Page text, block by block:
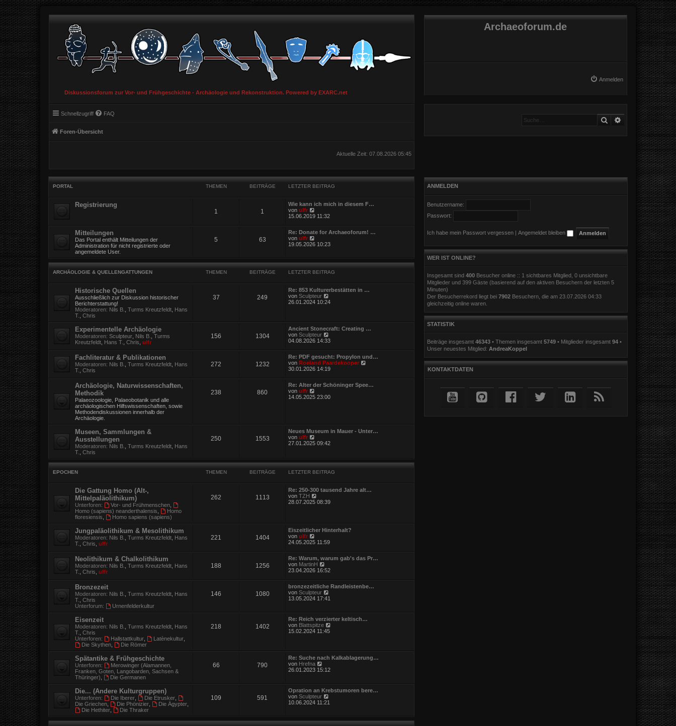
Diskussionsforum zur Vor- und Frühgeschichte - Archäologie und Rekonstruktion. Powered by EXARC.net
Archaeoforum.de
Anmelden
Schnellzugriff FAQ
Foren-Übersicht
Suche Erweiterte Suche
Aktuelle Zeit: 07.08.2026 05:45
PORTAL THEMEN BEITRÄGE LETZTER BEITRAG
Registrierung
1 1
Wie kann ich mich in diesem F…
vonulfr
e
e
s
e
B
e
i
t
a
g
15.06.2019 11:32
Mitteilungen
Das Portal enthält Mitteilungen der
Administration für nicht registrierte oder
angemeldete User.
5 63
Re: Donate for Archaeoforum! …
vonulfr
e
s
e
e
i
t
g
19.05.2026 10:23
ARCHÄOLOGIE & QUELLENGATTUNGEN THEMEN BEITRÄGE LETZTER BEITRAG
Historische Quellen
Ausschließlich zur Diskussion historischer
Berichterstattung!
Moderatoren: Nils B. Turms Kreutzfeldt Hans
T.
Chris
37 249
Re: 853 Kulturerbestätten in …
vonSculpteur
e
e
r
B
e
i
t
r
g
26.01.2024 10:24
Experimentelle Archäologie
Moderatoren: Sculpteur Nils B.
Turms
Kreutzfeldt Hans T. Chris ulfr
156 1304
Ancient Stonecraft: Creating …
vonSculpteur
e
e
s
t
e
B
e
i
t
04.08.2026 14:33
Fachliteratur & Publikationen
Moderatoren: Nils B. Turms Kreutzfeldt Hans
T.
Chris
272 1232
Re: PDF gesucht: Propylon und…
vonRoeland Paardekooper
e
s
t
r
30.01.2026 14:19
Archäologie, Naturwissenschaften,
Methodik
Palaeozoologie, Palaeobotanik und alle
archäologischen Hilfswissenschaften, sowie
Methodendiskussionen innerhalb der
Archäologie.
238 860
Re: Alter der Schöninger Spee…
vonulfr
e
e
r
e
r
g
14.05.2025 23:00
Museen, Sammlungen &
Ausstellungen
Moderatoren: Nils B. Turms Kreutzfeldt Hans
T.
Chris
250 1553
Neues Museum in Mauer - Unter…
vonulfr
e
s
e
B
e
i
t
27.01.2025 09:42
EPOCHEN THEMEN BEITRÄGE LETZTER BEITRAG
Die Gattung Homo (Alt-,
Mittelpaläolithikum)
Unterforen: Vor- und Frühmenschen,
Homo (sapiens) neanderthalensis
Homo
floresiensis
Homo sapiens (sapiens)
262 1113
Re: 250-300 tausend Jahre alt…
vonTZH
e
t
e
B
t
r
a
g
28.07.2025 08:39
Jungpaläolithikum & Mesolithikum
Moderatoren: Nils B. Turms Kreutzfeldt Hans
T.
Chris ulfr
221 1404
Eiszeitlicher Hinterhalt?
vonulfr
e
e
s
t
e
B
e
i
a
g
24.05.2025 11:59
Neolithikum & Chalkolithikum
Moderatoren: Nils B. Turms Kreutzfeldt Hans
T.
Chris ulfr
188 1256
Re: Warum, warum gab's das Pr…
von MartinH
e
e
s
t
e
B
e
i
t
23.04.2026 16:52
Bronzezeit
Moderatoren: Nils B. Turms Kreutzfeldt Hans
T.
Chris
Unterforum:
Urnenfelderkultur
146 1080
bronzezeitliche Randleistenbe…
vonSculpteur
e
t
e
r
i
t
a
13.05.2024 17:41
Eisenzeit
Moderatoren: Nils B. Turms Kreutzfeldt Hans
T.
Chris
Unterforen:
Hallstattkultur, Latènekultur,
Die Skythen, Die Römer
218 1402
Re: Reich verzierter keltisch…
von Blattspitze
t
e
i
t
15.02.2024 11:45
Spätantike & Frühgeschichte
Unterforen:
Merowinger (Alamannen,
Franken, Goten, Langobarden, Sachsen &
Thüringer)
Die Germanen
66 790
Re: Suche nach Kalkablagerung…
von Hrefna
e
s
t
e
r
e
26.01.2023 15:12
Die... (Andere Kulturgruppen)
Unterforen: Die Iberer, Die Etrusker,
Die Griechen
Die Phönizier, Die Ägypter,
Die Hethiter, Die Thraker
109 591
Opration an Krebstumoren bere…
vonSculpteur
s
10.06.2024 11:21
ANMELDEN
Benutzername:
Passwort:
Ich habe mein Passwort vergessen | Angemeldet bleiben
WER IST ONLINE?
Insgesamt sind 400Besucher online :: 1 sichtbares Mitglied, 0 unsichtbare
Mitglieder und 399 Gäste (basierend auf den aktiven Besuchern der letzten 5
Minuten)
Der Besucherrekord liegt bei 7902Besuchern, die am 23.07.2026 04:33
gleichzeitig online waren.
STATISTIK
Beiträge insgesamt 46343• Themen insgesamt 5749• Mitglieder insgesamt 94•
Unser neuestes Mitglied: AndreaKoppel
KONTAKTDATEN